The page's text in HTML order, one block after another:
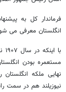
فرماندار کل به
انگلستان معرفی می
مستعمره بودن
نهایی ملکه
نیوزیلند هم در سمت